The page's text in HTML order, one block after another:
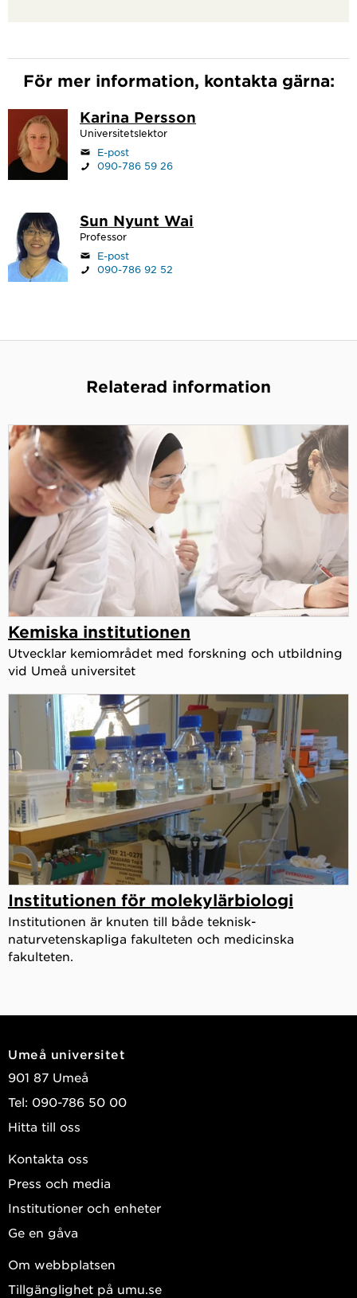
För mer information, kontakta gärna:
Karina Persson
Universitetslektor
E-post
090-786 59 26
Sun Nyunt Wai
Professor
E-post
090-786 92 52
Relaterad information
Kemiska institutionen
Utvecklar kemiområdet med forskning och utbildning
vid Umeå universitet
Institutionen för molekylärbiologi
Institutionen är knuten till både teknisk-
naturvetenskapliga fakulteten och medicinska
fakulteten.
Umeå universitet
901 87 Umeå
Tel: 090-786 50 00
Hitta till oss
Kontakta oss
Press och media
Institutioner och enheter
Ge en gåva
Om webbplatsen
Tillgänglighet på umu.se